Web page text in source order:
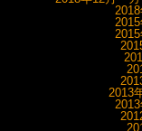
2013